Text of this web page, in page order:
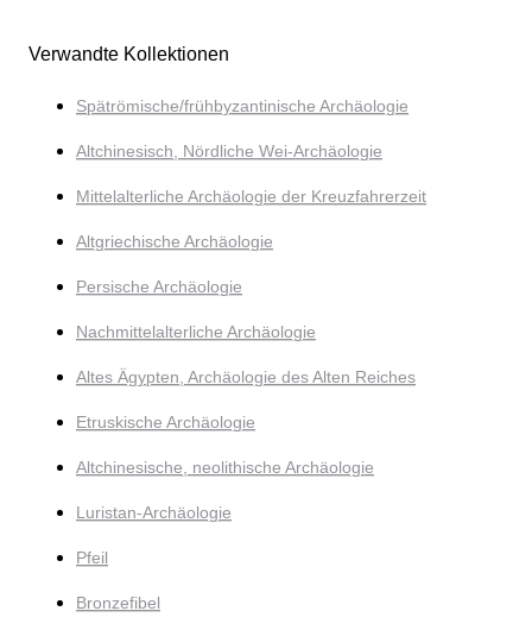
Verwandte Kollektionen
Spätrömische/frühbyzantinische Archäologie
Altchinesisch, Nördliche Wei-Archäologie
Mittelalterliche Archäologie der Kreuzfahrerzeit
Altgriechische Archäologie
Persische Archäologie
Nachmittelalterliche Archäologie
Altes Ägypten, Archäologie des Alten Reiches
Etruskische Archäologie
Altchinesische, neolithische Archäologie
Luristan-Archäologie
Pfeil
Bronzefibel